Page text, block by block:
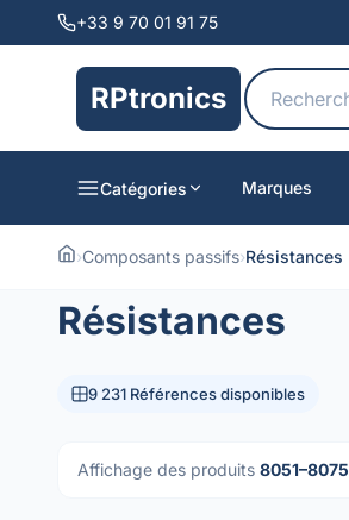
+33 9 70 01 91 75
RPtronics
Catégories Marques
›Composants passifs›Résistances
Résistances
9 231 Références disponibles
Affichage des produits 8051–8075